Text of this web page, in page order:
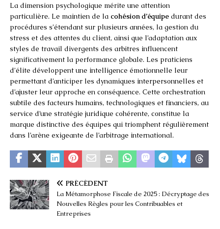
La dimension psychologique mérite une attention
particulière. Le maintien de la cohésion d’équipe durant des
procédures s’étendant sur plusieurs années, la gestion du
stress et des attentes du client, ainsi que l’adaptation aux
styles de travail divergents des arbitres influencent
significativement la performance globale. Les praticiens
d’élite développent une intelligence émotionnelle leur
permettant d’anticiper les dynamiques interpersonnelles et
d’ajuster leur approche en conséquence. Cette orchestration
subtile des facteurs humains, technologiques et financiers, au
service d’une stratégie juridique cohérente, constitue la
marque distinctive des équipes qui triomphent régulièrement
dans l’arène exigeante de l’arbitrage international.
PRÉCÉDENT
La Métamorphose Fiscale de 2025 : Décryptage des
Nouvelles Règles pour les Contribuables et
Entreprises